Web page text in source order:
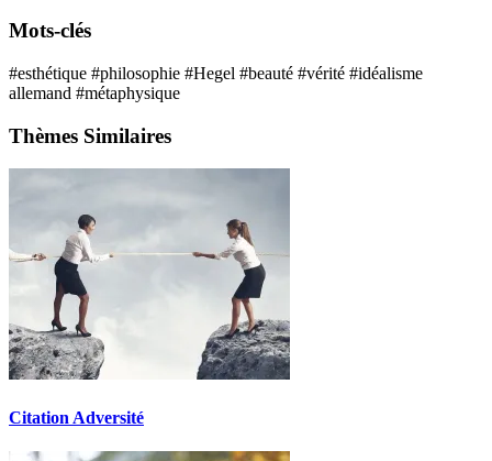
Mots-clés
#esthétique #philosophie #Hegel #beauté #vérité #idéalisme
allemand #métaphysique
Thèmes Similaires
Citation Adversité